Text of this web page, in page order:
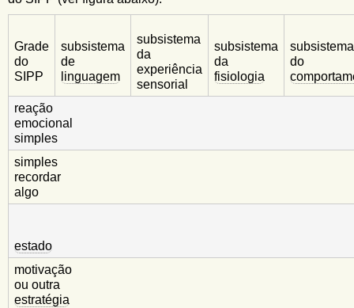
Grade
do
SIPP
subsistema
de
linguagem
subsistema
da
experiência
sensorial
subsistema
da
fisiologia
subsistema
do
reação
emocional
simples
simples
recordar
algo
estado
motivação
ou outra
estratégia